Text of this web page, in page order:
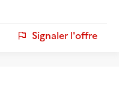
Signaler l'offre